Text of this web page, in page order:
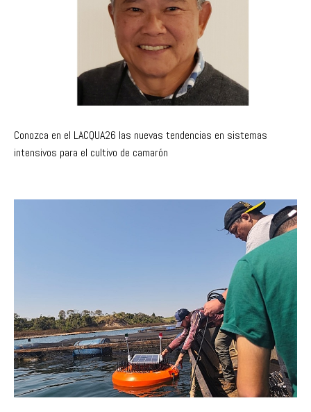
Conozca en el LACQUA26 las nuevas tendencias en sistemas
intensivos para el cultivo de camarón